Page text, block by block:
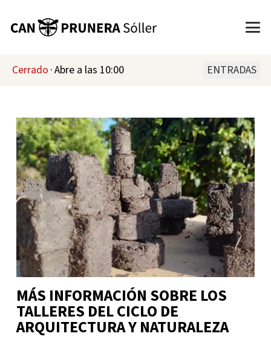
Cerrado ·Abre a las 10:00 ENTRADAS
MÁS INFORMACIÓN SOBRE LOS
TALLERES DEL CICLO DE
ARQUITECTURA Y NATURALEZA